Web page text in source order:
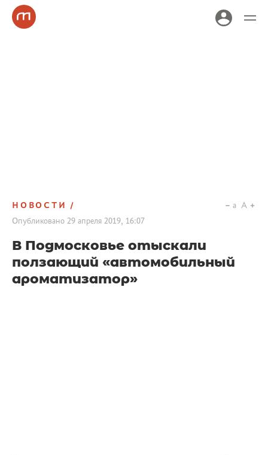
НОВОСТИ
Опубликовано 29 апреля 2019, 16:07
a A
В Подмосковье отыскали
ползающий «автомобильный
ароматизатор»